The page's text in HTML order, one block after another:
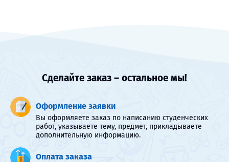
Сделайте заказ – остальное мы!
Оформление заявки
Вы оформляете заказ по написанию студенческих
работ, указываете тему, предмет, прикладываете
дополнительную информацию.
Оплата заказа